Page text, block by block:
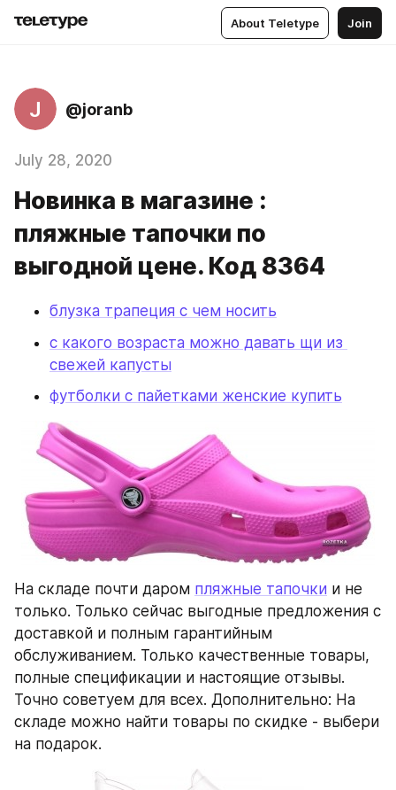
About Teletype Join
J @joranb
July 28, 2020
Новинка в магазине :
пляжные тапочки по
выгодной цене. Код 8364
блузка трапеция с чем носить
с какого возраста можно давать щи из
свежей капусты
футболки с пайетками женские купить
На складе почти даром пляжные тапочки и не
только. Только сейчас выгодные предложения с
доставкой и полным гарантийным
обслуживанием. Только качественные товары,
полные спецификации и настоящие отзывы.
Точно советуем для всех. Дополнительно: На
складе можно найти товары по скидке - выбери
на подарок.